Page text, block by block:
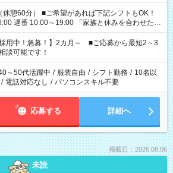
あれば下記シフトもOK！
～19:00 「家族と休みを合わせた
って夕飯の準備がしたい」 「できれば残業はし
ご希望を教えてくださいね。 ※Wワーク希望
お仕事で希望する勤務時間と、もう1つのお仕事
計で週40時間を超える場合は応募できません。
採用中！急募！】2カ月～ ■ご応募から最短2～3
談可能です！
～50代活躍中 / 服装自由 / シフト勤務 / 10名以
/ 電話対応なし / パソコンスキル不要
応募する 詳細へ
掲載日：2026.08.06
未読